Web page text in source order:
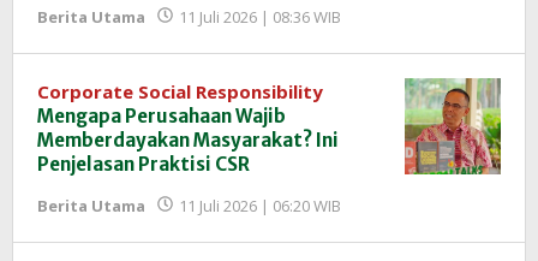
Berita Utama 11 Juli 2026 | 08:36 WIB
InfoSAWIT
Corporate Social Responsibility
Mengapa Perusahaan Wajib
Memberdayakan Masyarakat? Ini
Penjelasan Praktisi CSR
Berita Utama 11 Juli 2026 | 06:20 WIB
InfoSAWIT